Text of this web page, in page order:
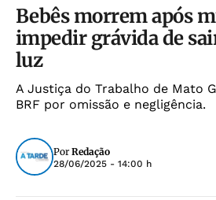
Bebês morrem após
impedir grávida de
luz
A Justiça do Trabalho de Mato
BRF por omissão e negligência.
Por Redação
28/06/2025 - 14:00 h